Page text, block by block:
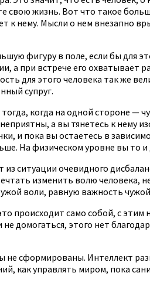
свою жизнь. Вот что такое
к нему. Мысли о нем внезапно
фигуру в поле, если бы для
а при встрече его охватывает
для этого человека так же
супруг.
когда на одной стороне —
а вы тянетесь к нему
и пока вы остаетесь в
На физическом уровне вы то
ситуации очевидного
изменить волю
воли, равную важность
происходит само собой, с этим
домогаться, этого нет
сформированы. Интеллект
как управлять миром, пока